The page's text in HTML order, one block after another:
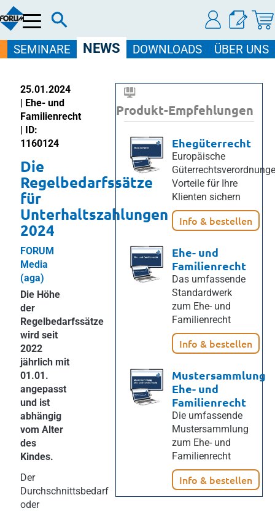
Menü
SEMINARE NEWS DOWNLOADS ÜBER UNS
25.01.2024
| Ehe- und
Familienrecht
| ID:
1160124
Die
Regelbedarfssätze
für
Unterhaltszahlungen
2024
FORUM
Media
(aga)
Die Höhe
der
Regelbedarfssätze
wird seit
2022
jährlich mit
01.01.
angepasst
und ist
abhängig
vom Alter
des
Kindes.
Der
Durchschnittsbedarf
oder
Produkt-Empfehlungen
Ehegüterrecht
Europäische
Vorteile für Ihre
Klienten sichern
Info & bestellen
Ehe- und
Familienrecht
Das umfassende
Standardwerk
zum Ehe- und
Familienrecht
Info & bestellen
Mustersammlung
Ehe- und
Familienrecht
Die umfassende
Mustersammlung
zum Ehe- und
Familienrecht
Info & bestellen